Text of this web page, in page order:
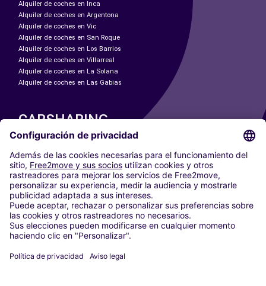
Alquiler de coches en Inca
Alquiler de coches en Argentona
Alquiler de coches en Vic
Alquiler de coches en San Roque
Alquiler de coches en Los Barrios
Alquiler de coches en Villarreal
Alquiler de coches en La Solana
Alquiler de coches en Las Gabias
CARSHARING
NUESTRAS CIUDADES
Paris
Madrid
Washington DC
Milán
Roma
Turín
Viena
Berlín
Düsseldorf